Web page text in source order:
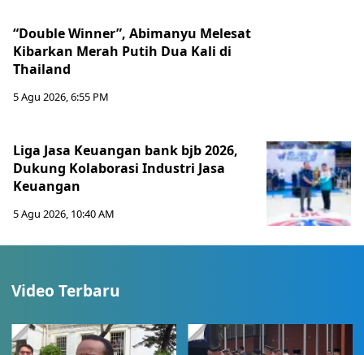
“Double Winner”, Abimanyu Melesat
Kibarkan Merah Putih Dua Kali di
Thailand
5 Agu 2026, 6:55 PM
Liga Jasa Keuangan bank bjb 2026,
Dukung Kolaborasi Industri Jasa
Keuangan
5 Agu 2026, 10:40 AM
Video Terbaru